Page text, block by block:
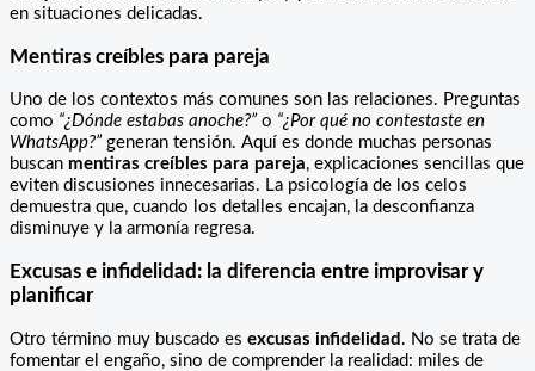
en situaciones delicadas.
Mentiras creíbles para pareja
Uno de los contextos más comunes son las relaciones. Preguntas
como “¿Dónde estabas anoche?” o “¿Por qué no contestaste en
WhatsApp?” generan tensión. Aquí es donde muchas personas
buscan mentiras creíbles para pareja, explicaciones sencillas que
eviten discusiones innecesarias. La psicología de los celos
demuestra que, cuando los detalles encajan, la desconfianza
disminuye y la armonía regresa.
Excusas e infidelidad: la diferencia entre improvisar y
planificar
Otro término muy buscado es excusas infidelidad . No se trata de
fomentar el engaño, sino de comprender la realidad: miles de